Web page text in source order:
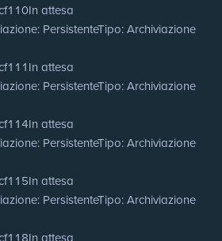
In attesa
: PersistenteTipo: Archiviazione
In attesa
: PersistenteTipo: Archiviazione
In attesa
: PersistenteTipo: Archiviazione
In attesa
: PersistenteTipo: Archiviazione